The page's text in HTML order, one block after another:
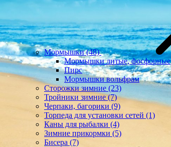
Мормышки(48)
Мормышки литые, фосфорные
Пирс
Мормышки вольфрам
Сторожки зимние (23)
Тройники зимние(7)
Черпаки, багорики (9)
Торпеда для установки сетей (1)
Каны для рыбалки (4)
Зимние прикормки (5)
Бисера (7)